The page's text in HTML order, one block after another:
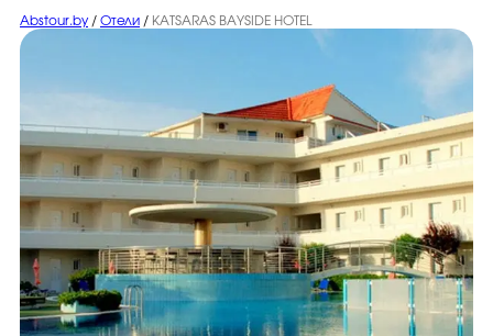
Abstour.by / Отели / KATSARAS BAYSIDE HOTEL